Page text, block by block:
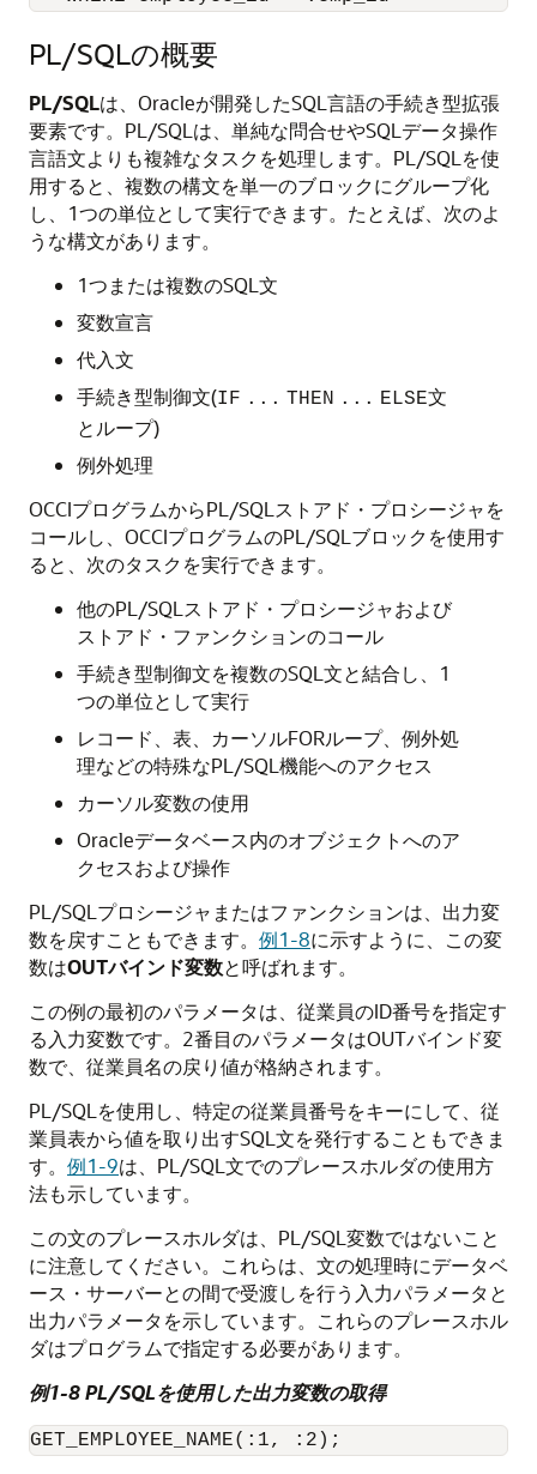
PL/SQLの概要
PL/SQLは、Oracleが開発したSQL言語の手続き型拡張
要素です。PL/SQLは、単純な問合せやSQLデータ操作
言語文よりも複雑なタスクを処理します。PL/SQLを使
用すると、複数の構文を単一のブロックにグループ化
し、1つの単位として実行できます。たとえば、次のよ
うな構文があります。
1つまたは複数のSQL文
変数宣言
代入文
手続き型制御文(IF ... THEN ... ELSE文
とループ)
例外処理
OCCIプログラムからPL/SQLストアド・プロシージャを
コールし、OCCIプログラムのPL/SQLブロックを使用す
ると、次のタスクを実行できます。
他のPL/SQLストアド・プロシージャおよび
ストアド・ファンクションのコール
手続き型制御文を複数のSQL文と結合し、1
つの単位として実行
レコード、表、カーソルFORループ、例外処
理などの特殊なPL/SQL機能へのアクセス
カーソル変数の使用
Oracleデータベース内のオブジェクトへのア
クセスおよび操作
PL/SQLプロシージャまたはファンクションは、出力変
数を戻すこともできます。 例1-8に示すように、この変
数はOUTバインド変数と呼ばれます。
この例の最初のパラメータは、従業員のID番号を指定す
る入力変数です。2番目のパラメータはOUTバインド変
数で、従業員名の戻り値が格納されます。
PL/SQLを使用し、特定の従業員番号をキーにして、従
業員表から値を取り出すSQL文を発行することもできま
す。 例1-9は、PL/SQL文でのプレースホルダの使用方
法も示しています。
この文のプレースホルダは、PL/SQL変数ではないこと
に注意してください。これらは、文の処理時にデータベ
ース・サーバーとの間で受渡しを行う入力パラメータと
出力パラメータを示しています。これらのプレースホル
ダはプログラムで指定する必要があります。
例1-8 PL/SQLを使用した出力変数の取得